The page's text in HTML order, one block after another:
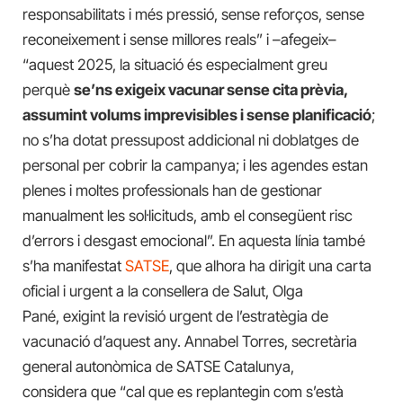
responsabilitats i més pressió, sense reforços, sense
reconeixement i sense millores reals” i –afegeix–
“aquest 2025, la situació és especialment greu
perquè se’ns exigeix vacunar sense cita prèvia,
assumint volums imprevisibles i sense planificació;
no s’ha dotat pressupost addicional ni doblatges de
personal per cobrir la campanya; i les agendes estan
plenes i moltes professionals han de gestionar
manualment les sol·licituds, amb el consegüent risc
d’errors i desgast emocional”. En aquesta línia també
s’ha manifestat SATSE, que alhora ha dirigit una carta
oficial i urgent a la consellera de Salut, Olga
Pané, exigint la revisió urgent de l’estratègia de
vacunació d’aquest any. Annabel Torres, secretària
general autonòmica de SATSE Catalunya,
considera que “cal que es replantegin com s’està